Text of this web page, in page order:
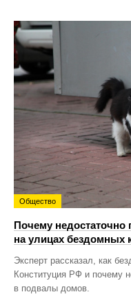
Общество
Почему недостаточно
на улицах бездомных
Эксперт рассказал, как
Конституция РФ и почему
в подвалы домов.